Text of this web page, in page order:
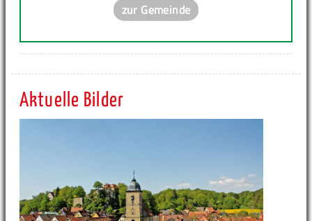
zur Gemeinde
Aktuelle Bilder